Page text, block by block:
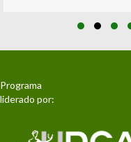
Programa
liderado por: